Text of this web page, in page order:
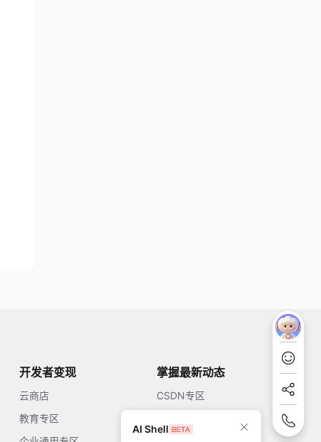
AI Shell
开发者变现
云商店
教育专区
掌握最新动态
CSDN专区